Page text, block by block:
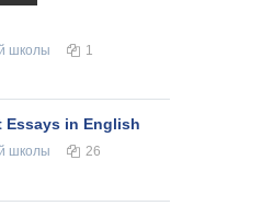
школы 1
Essays in English
школы 26